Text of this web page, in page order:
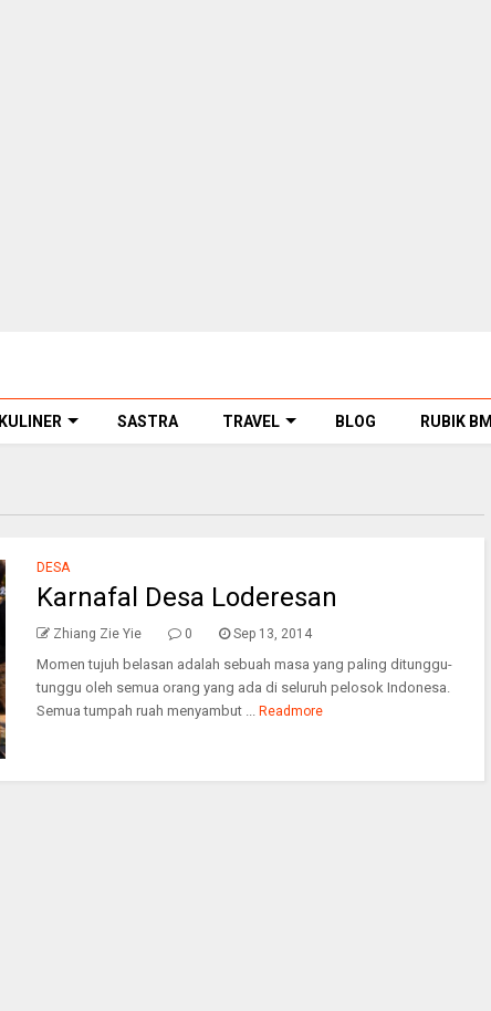
KULINER SASTRA TRAVEL BLOG RUBIK BMI
DESA
Karnafal Desa Loderesan
Zhiang Zie Yie 0 Sep 13, 2014
Momen tujuh belasan adalah sebuah masa yang paling ditunggu-
tunggu oleh semua orang yang ada di seluruh pelosok Indonesa.
Semua tumpah ruah menyambut ... Readmore